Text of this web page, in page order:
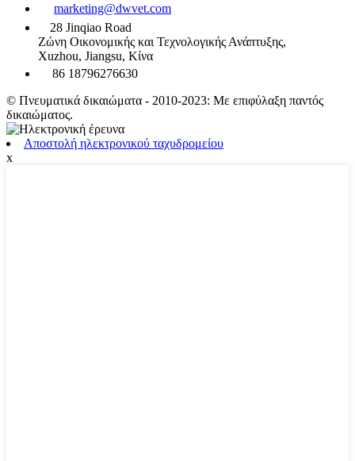
marketing@dwvet.com
28 Jinqiao Road
Ζώνη Οικονομικής και Τεχνολογικής Ανάπτυξης,
Xuzhou, Jiangsu, Κίνα
86 18796276630
© Πνευματικά δικαιώματα - 2010-2023: Με επιφύλαξη παντός
δικαιώματος.
Αποστολή ηλεκτρονικού ταχυδρομείου
x